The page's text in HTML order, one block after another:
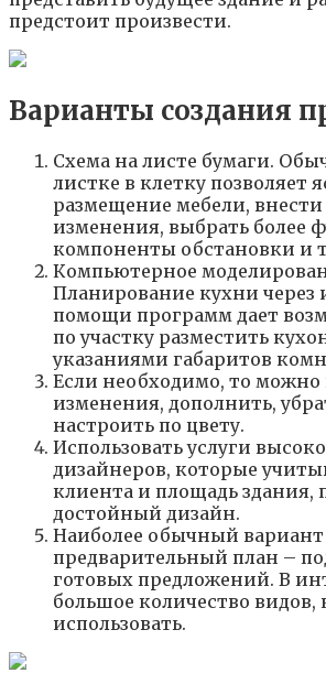
предстоит произвести.
Варианты создания
Схема на листе бумаги.
листке в клетку позволяет
размещение мебели,
изменения, выбрать более
компоненты обстановки и
Компьютерное
Планирование кухни через
помощи программ дает
по участку разместить
указаниями габаритов
Если необходимо, то можно
изменения, дополнить,
настроить по цвету.
Использовать услуги
дизайнеров, которые
клиента и площадь здания,
достойный дизайн.
Наиболее обычный вариант
предварительный план –
готовых предложений. В
большое количество
использовать.